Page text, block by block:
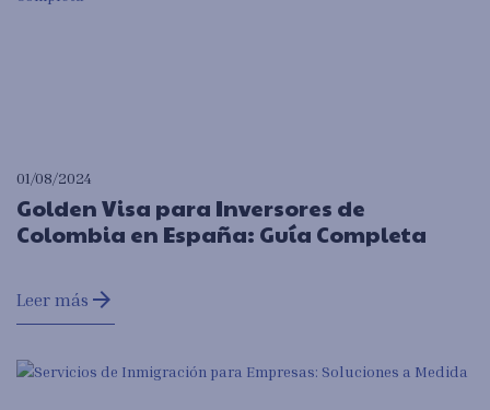
01/08/2024
Golden Visa para Inversores de
Colombia en España: Guía Completa
Leer más arrow_forward